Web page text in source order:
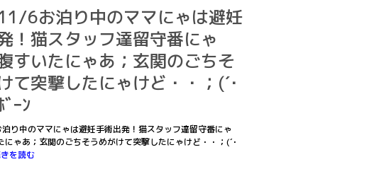
6お泊り中のママにゃは避妊
！猫スタッフ達留守番にゃ
すいたにゃあ；玄関のごちそ
て突撃したにゃけど・・；(´･
ｰﾝ
中のママにゃは避妊手術出発！猫スタッフ達留守番にゃ
にゃあ；玄関のごちそうめがけて突撃したにゃけど・・；(´･
を読む